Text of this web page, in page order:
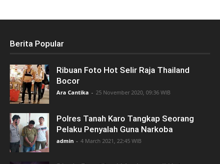
Berita Popular
Ribuan Foto Hot Selir Raja Thailand
Bocor
Ara Cantika - 25 November 2020, 09:36 WIB
Polres Tanah Karo Tangkap Seorang
Pelaku Penyalah Guna Narkoba
admin - 4 March 2021, 22:45 WIB